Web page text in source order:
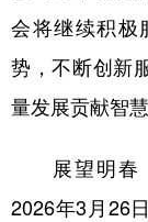
会将继续积极
势，不断创新
量发展贡献智慧
展望明春，
2026年3月26